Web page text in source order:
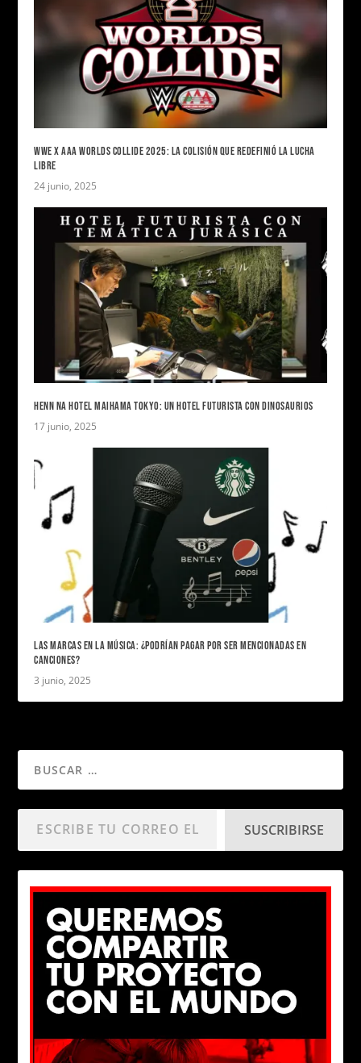
WWE X AAA WORLDS COLLIDE 2025: LA COLISIÓN QUE REDEFINIÓ LA LUCHA
LIBRE
24 junio, 2025
HENN NA HOTEL MAIHAMA TOKYO: UN HOTEL FUTURISTA CON DINOSAURIOS
17 junio, 2025
LAS MARCAS EN LA MÚSICA: ¿PODRÍAN PAGAR POR SER MENCIONADAS EN
CANCIONES?
3 junio, 2025
SUSCRIBIRSE